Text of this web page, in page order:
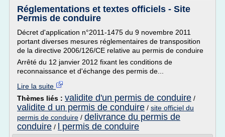
Réglementations et textes officiels - Site
Permis de conduire
Décret d'application n°2011-1475 du 9 novembre 2011
portant diverses mesures réglementaires de transposition
de la directive 2006/126/CE relative au permis de conduire
Arrêté du 12 janvier 2012 fixant les conditions de
reconnaissance et d'échange des permis de...
Lire la suite
Thèmes liés : validite d'un permis de conduire /
validite d un permis de conduire / site officiel du
permis de conduire / delivrance du permis de
conduire /
l permis de conduire